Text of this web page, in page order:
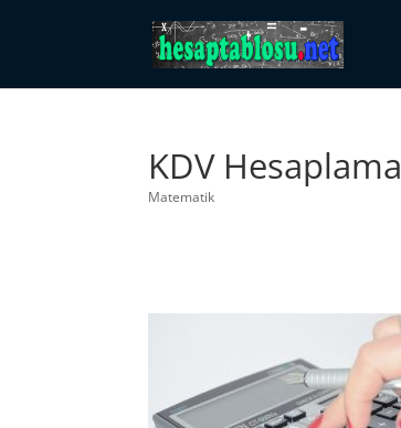
KDV Hesaplama
Matematik